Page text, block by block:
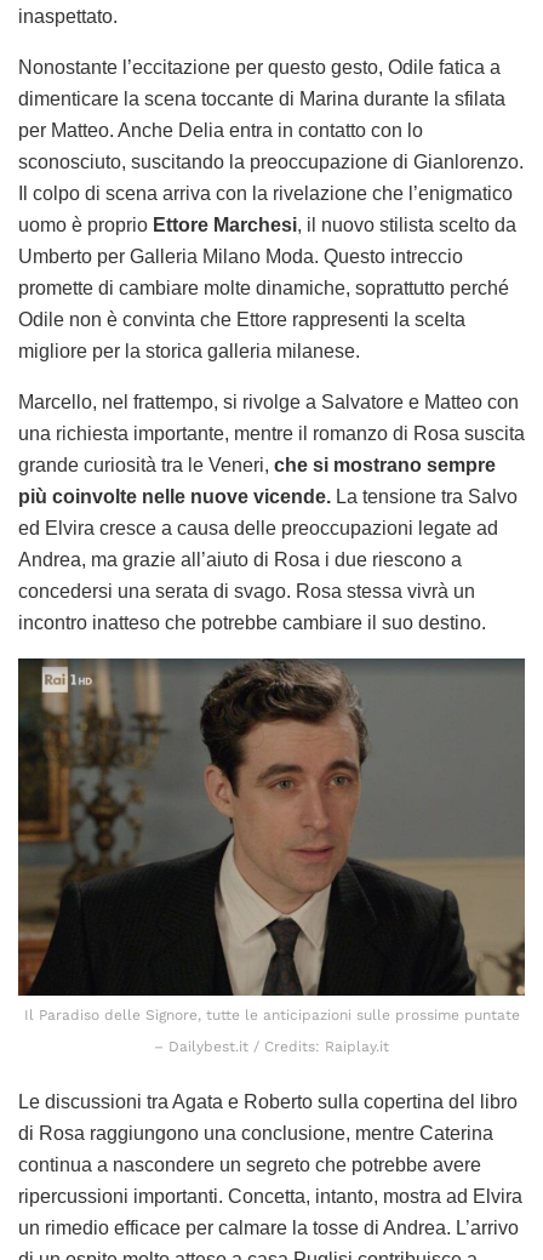
inaspettato.
Nonostante l’eccitazione per questo gesto, Odile fatica a
dimenticare la scena toccante di Marina durante la sfilata
per Matteo. Anche Delia entra in contatto con lo
sconosciuto, suscitando la preoccupazione di Gianlorenzo.
Il colpo di scena arriva con la rivelazione che l’enigmatico
uomo è proprio Ettore Marchesi, il nuovo stilista scelto da
Umberto per Galleria Milano Moda. Questo intreccio
promette di cambiare molte dinamiche, soprattutto perché
Odile non è convinta che Ettore rappresenti la scelta
migliore per la storica galleria milanese.
Marcello, nel frattempo, si rivolge a Salvatore e Matteo con
una richiesta importante, mentre il romanzo di Rosa suscita
grande curiosità tra le Veneri, che si mostrano sempre
più coinvolte nelle nuove vicende. La tensione tra Salvo
ed Elvira cresce a causa delle preoccupazioni legate ad
Andrea, ma grazie all’aiuto di Rosa i due riescono a
concedersi una serata di svago. Rosa stessa vivrà un
incontro inatteso che potrebbe cambiare il suo destino.
Il Paradiso delle Signore, tutte le anticipazioni sulle prossime puntate
– Dailybest.it / Credits: Raiplay.it
Le discussioni tra Agata e Roberto sulla copertina del libro
di Rosa raggiungono una conclusione, mentre Caterina
continua a nascondere un segreto che potrebbe avere
ripercussioni importanti. Concetta, intanto, mostra ad Elvira
un rimedio efficace per calmare la tosse di Andrea. L’arrivo